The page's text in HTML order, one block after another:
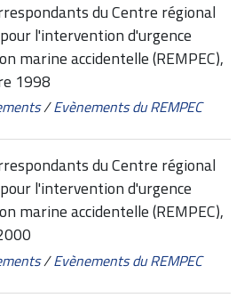
du Centre régional
l'intervention d'urgence
marine accidentelle (REMPEC),
1998
/Evènements du REMPEC
du Centre régional
l'intervention d'urgence
marine accidentelle (REMPEC),
/Evènements du REMPEC